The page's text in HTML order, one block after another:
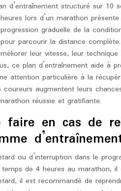
d’entraînement structuré sur 10
lors d’un marathon
graduelle de la
parcourir la distance
leur vitesse, leur
ce plan d’entraînement aide à
attention particulière à la
coureurs augmentent leurs
réussie et gratifiante.
faire en cas de
ou d’interruption dans le
de 4 heures au marathon,
il est recommandé de